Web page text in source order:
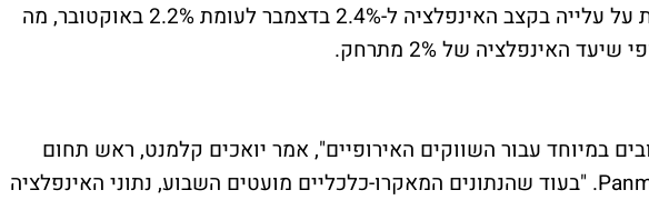
הקרובים. התחזיות מצביעות על עלייה בקצב האינפלציה ל-2.4% בדצמבר לעומת 2.2% באוקטובר, מה
האינפלציה של 2% מתרחק.
במיוחד עבור השווקים האירופיים", אמר יואכים קלמנט, ראש תחום
אסטרטגיה ב-Panmure Liberum. "בעוד שהנתונים המאקרו-כלכליים מועטים השבוע, נתוני האינפלציה